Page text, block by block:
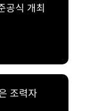
공식 개최
조력자